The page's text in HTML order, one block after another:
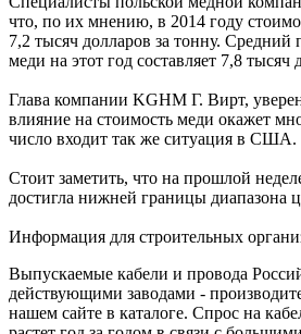
что, по их мнению, в 2014 году
7,2 тысяч долларов за тонну. Средний
меди на этот год составляет 7,8 тысяч
Глава компании KGHM Г. Вирт,
влияние на стоимость меди окажет
число входит так же ситуация в США.
Стоит заметить, что на прошлой
достигла нижней границы диапазона
Информация для строительных
Выпускаемые кабели и провода
действующими заводами -
нашем сайте в каталоге. Спрос на